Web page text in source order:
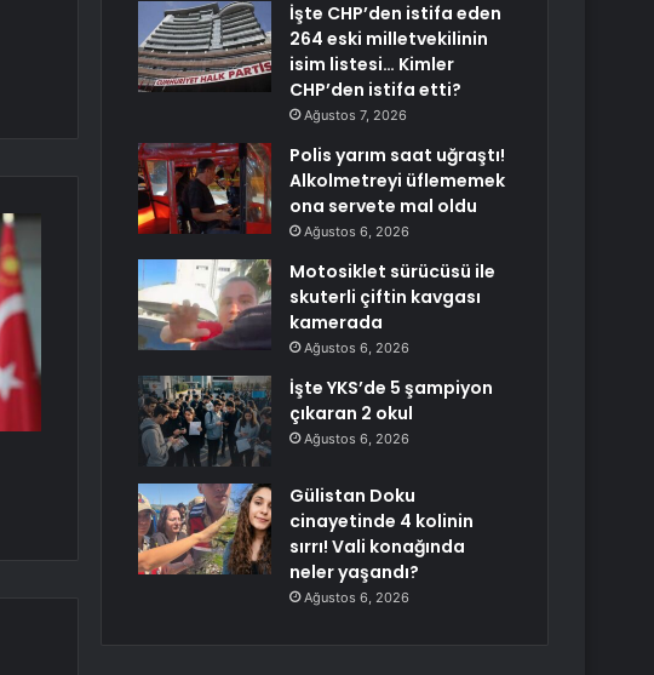
İşte CHP’den istifa eden
264 eski milletvekilinin
isim listesi… Kimler
CHP’den istifa etti?
Ağustos 7, 2026
Polis yarım saat uğraştı!
Alkolmetreyi üflememek
ona servete mal oldu
Ağustos 6, 2026
Motosiklet sürücüsü ile
skuterli çiftin kavgası
kamerada
Ağustos 6, 2026
İşte YKS’de 5 şampiyon
çıkaran 2 okul
Ağustos 6, 2026
Gülistan Doku
cinayetinde 4 kolinin
sırrı! Vali konağında
neler yaşandı?
Ağustos 6, 2026